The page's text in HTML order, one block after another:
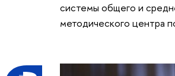
системы общего и
методического центра